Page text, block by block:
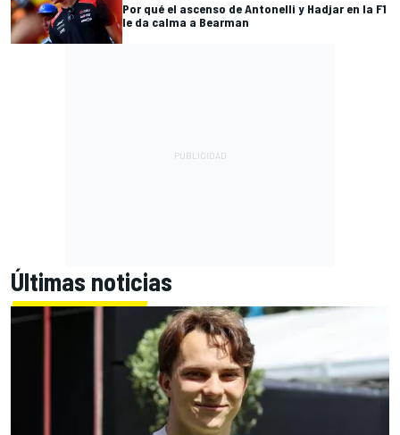
Por qué el ascenso de Antonelli y Hadjar en la F1
le da calma a Bearman
Últimas noticias